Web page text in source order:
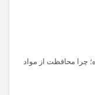
چرا محافظت از مواد